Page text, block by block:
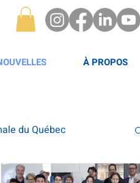
À PROPOS
du Québec